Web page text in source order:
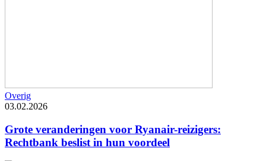
Overig
03.02.2026
Grote veranderingen voor Ryanair-reizigers:
Rechtbank beslist in hun voordeel